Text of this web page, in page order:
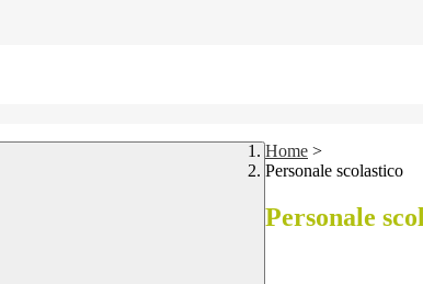
Home >
Personale scolastico
Personale